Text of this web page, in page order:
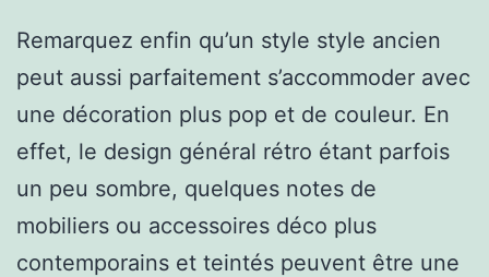
Remarquez enfin qu’un style style ancien
peut aussi parfaitement s’accommoder avec
une décoration plus pop et de couleur. En
effet, le design général rétro étant parfois
un peu sombre, quelques notes de
mobiliers ou accessoires déco plus
contemporains et teintés peuvent être une